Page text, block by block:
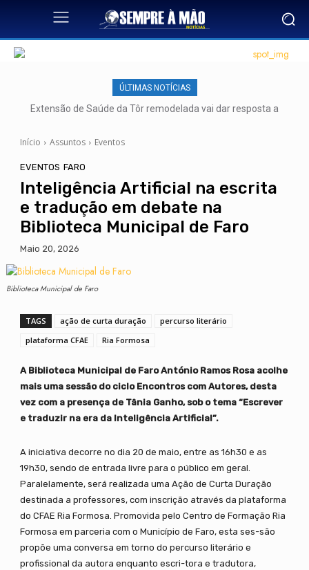
ÚLTIMAS NOTÍCIAS
Extensão de Saúde da Tôr remodelada vai dar resposta a
Início Assuntos Eventos
EVENTOS FARO
Inteligência Artificial na escrita
e tradução em debate na
Biblioteca Municipal de Faro
Maio 20, 2026
Biblioteca Municipal de Faro
TAGS ação de curta duração
percurso literário
plataforma CFAE
Ria Formosa
A Biblioteca Municipal de Faro António Ramos Rosa acolhe
mais uma sessão do ciclo Encontros com Autores, desta
vez com a presença de Tânia Ganho, sob o tema “Escrever
e traduzir na era da Inteligência Artificial”.
A iniciativa decorre no dia 20 de maio, entre as 16h30 e as
19h30, sendo de entrada livre para o público em geral.
Paralelamente, será realizada uma Ação de Curta Duração
destinada a professores, com inscrição através da plataforma
do CFAE Ria Formosa. Promovida pelo Centro de Formação Ria
Formosa em parceria com o Município de Faro, esta ses-são
propõe uma conversa em torno do percurso literário e
profissional da autora enquanto escri-tora e tradutora,